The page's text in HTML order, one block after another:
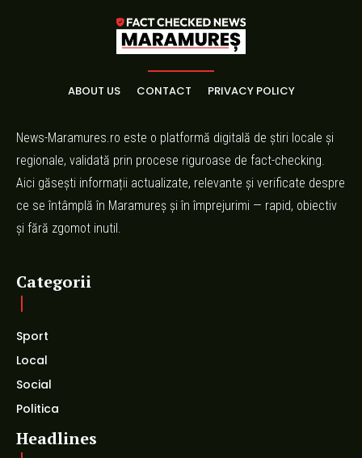
ABOUT US CONTACT PRIVACY POLICY
News-Maramures.ro este o platformă digitală de știri locale și
regionale, validată prin procese riguroase de fact-checking.
Aici găsești informații actualizate, relevante și verificate despre
ce se întâmplă în Maramureș și în împrejurimi — rapid, obiectiv
și fără zgomot inutil.
Categorii
Sport
Local
Social
Politica
Headlines